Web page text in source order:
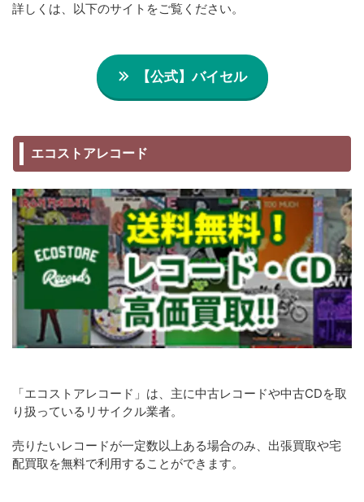
詳しくは、以下のサイトをご覧ください。
【公式】バイセル
エコストアレコード
「エコストアレコード」は、主に中古レコードや中古CDを取
り扱っているリサイクル業者。
売りたいレコードが一定数以上ある場合のみ、出張買取や宅
配買取を無料で利用することができます。